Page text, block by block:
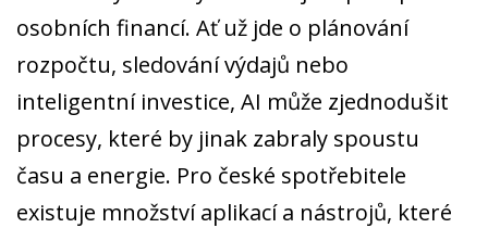
osobních financí. Ať už jde o plánování
rozpočtu, sledování výdajů nebo
inteligentní investice, AI může zjednodušit
procesy, které by jinak zabraly spoustu
času a energie. Pro české spotřebitele
existuje množství aplikací a nástrojů, které